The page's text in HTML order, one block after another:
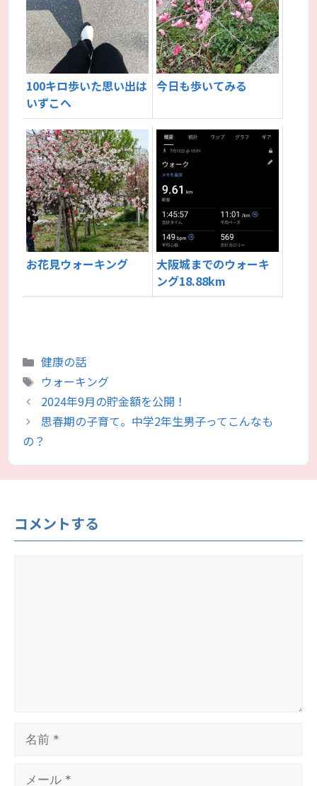
100キロ歩いた思い出は
いずこへ
今日も歩いてみる
お花見ウォーキング
大阪城までのウォーキ
ング18.88km
カ
テ
ゴ
リ
ー
健康の話
タ
グ
ウォーキング
2024年9月の貯金額を公開！
思春期の子育て。中学2年生男子ってこんなも
の？
コメントする